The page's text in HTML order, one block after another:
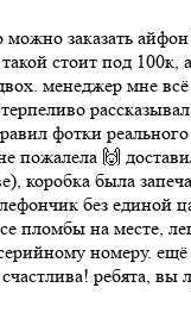
можно заказать
стоит под 100к,
менеджер мне
фотки реального
пожалела 🙌
коробка была
без единой
пломбы на месте,
номеру. ещё
ребята, вы